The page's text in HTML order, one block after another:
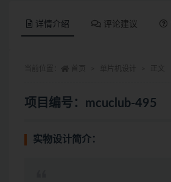
详情介绍 评论建议
项目编号：mcuclub-495
实物设计简介：